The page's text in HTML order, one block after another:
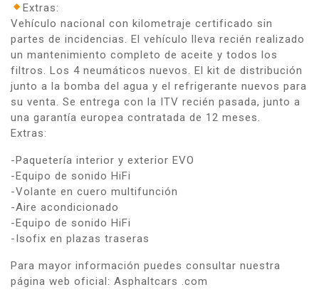
Extras:
Vehículo nacional con kilometraje certificado sin
partes de incidencias. El vehículo lleva recién realizado
un mantenimiento completo de aceite y todos los
filtros. Los 4 neumáticos nuevos. El kit de distribución
junto a la bomba del agua y el refrigerante nuevos para
su venta. Se entrega con la ITV recién pasada, junto a
una garantía europea contratada de 12 meses.
Extras:
-Paquetería interior y exterior EVO
-Equipo de sonido HiFi
-Volante en cuero multifunción
-Aire acondicionado
-Equipo de sonido HiFi
-Isofix en plazas traseras
Para mayor información puedes consultar nuestra
página web oficial: Asphaltcars .com